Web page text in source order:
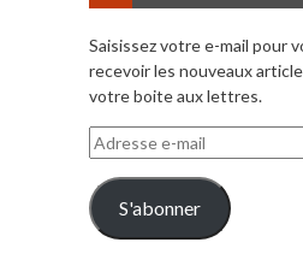
Saisissez votre e-mail pour
recevoir les nouveaux
votre boite aux lettres.
Adresse
e-
mail
S'abonner